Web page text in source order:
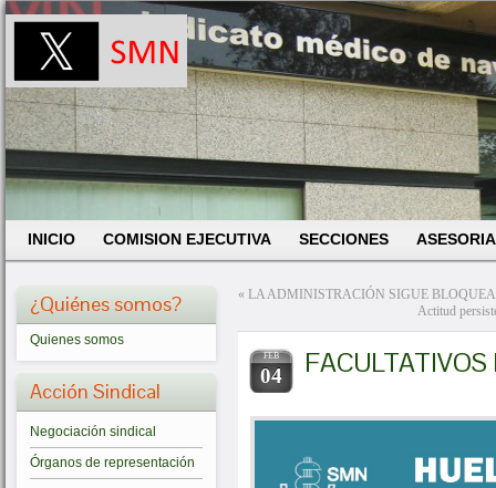
INICIO COMISION EJECUTIVA SECCIONES
¿Quiénes somos?
Quienes somos
Acción Sindical
Negociación sindical
Órganos de representación
« LA ADMINISTRACIÓN SIGUE
Actitud
FEB
04